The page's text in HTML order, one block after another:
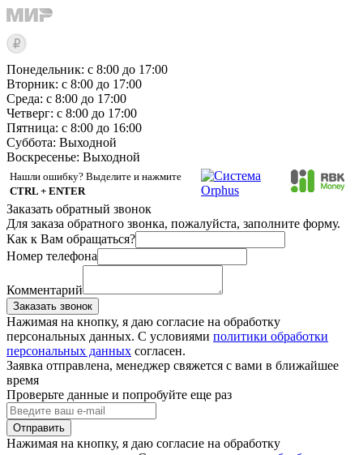
Понедельник: с 8:00 до 17:00
Вторник: с 8:00 до 17:00
Среда: с 8:00 до 17:00
Четверг: с 8:00 до 17:00
Пятница: с 8:00 до 16:00
Суббота: Выходной
Воскресенье: Выходной
Нашли ошибку? Выделите и нажмите
CTRL + ENTER
Заказать обратный звонок
Для заказа обратного звонка, пожалуйста, заполните форму.
Как к Вам обращаться?
Номер телефона
Комментарий
Заказать звонок
Нажимая на кнопку, я даю согласие на обработку
персональных данных. С условиями политики обработки
персональных данных согласен.
Заявка отправлена, менеджер свяжется с вами в ближайшее
время
Проверьте данные и попробуйте еще раз
Отправить
Нажимая на кнопку, я даю согласие на обработку